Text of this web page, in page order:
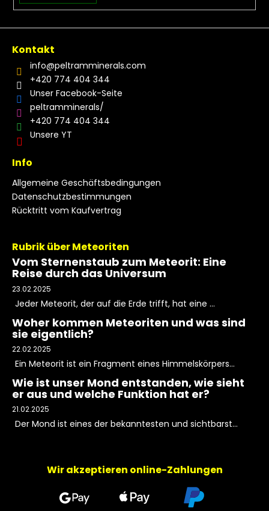
Kontakt
info@peltramminerals.com
+420 774 404 344
Unser Facebook-Seite
peltramminerals/
+420 774 404 344
Unsere YT
Info
Allgemeine Geschäftsbedingungen
Datenschutzbestimmungen
Rücktritt vom Kaufvertrag
Rubrik über Meteoriten
Vom Sternenstaub zum Meteorit: Eine
Reise durch das Universum
23.02.2025
Jeder Meteorit, der auf die Erde trifft, hat eine ...
Woher kommen Meteoriten und was sind
sie eigentlich?
22.02.2025
Ein Meteorit ist ein Fragment eines Himmelskörpers...
Wie ist unser Mond entstanden, wie sieht
er aus und welche Funktion hat er?
21.02.2025
Der Mond ist eines der bekanntesten und sichtbarst...
Wir akzeptieren online-Zahlungen